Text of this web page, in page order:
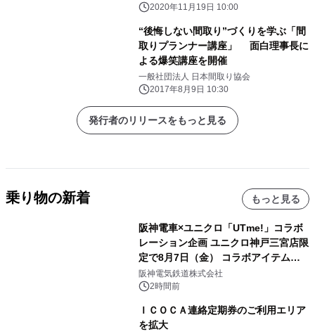
2020年11月19日 10:00
“後悔しない間取り”づくりを学ぶ「間
取りプランナー講座」 面白理事長に
よる爆笑講座を開催
一般社団法人 日本間取り協会
2017年8月9日 10:30
発行者のリリースをもっと見る
乗り物の新着 もっと見る
阪神電車×ユニクロ「UTme!」コラボ
レーション企画 ユニクロ神戸三宮店限
定で8月7日（金） コラボアイテムが
発売決定！
阪神電気鉄道株式会社
2時間前
ＩＣＯＣＡ連絡定期券のご利用エリア
を拡大